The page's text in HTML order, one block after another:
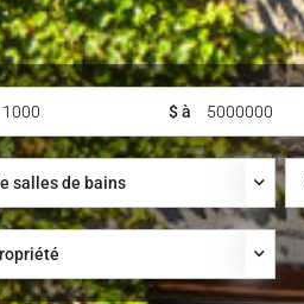
$ à
salles de bains